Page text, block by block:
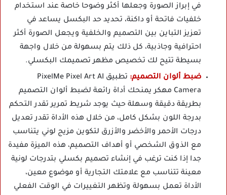
في إبراز الصورة وجعلها أكثر وضوحا خاصة عند استخدام
خلفيات فاتحة أو داكنة، تحديد حد البكسل يساعد في
تعزيز التباين بين التصميم والخلفية ويجعل الصورة أكثر
احترافية وجاذبية، كل ذلك يتم بسهولة من خلال واجهة
بسيطة تتيح لك تخصيص مظهر تصميمك البكسلي.
ضبط ألوان التصميم:
تطبيق PixelMe Pixel Art AI
Camera مهكر يمنحك أداة رائعة لضبط ألوان التصميم
بطريقة دقيقة وسهلة حيث يوجد شريط تمرير تقدر التحكم
بدرجة اللون بشكل كامل، من خلال هذه الأداة تقدر تعديل
درجات الأحمر والأخضر والأزرق لتكوين مزيج لوني يتناسب
مع الذوق الشخصي أو أهداف التصميم، هذه الميزة مفيدة
جدا إذا كنت ترغب في إنشاء تصميم بكسلي بتدرجات لونية
معينة تتناسب مع علامتك التجارية أو موضوع معين،
الأداة تعمل بسهولة وتظهر التغييرات في الوقت الفعلي